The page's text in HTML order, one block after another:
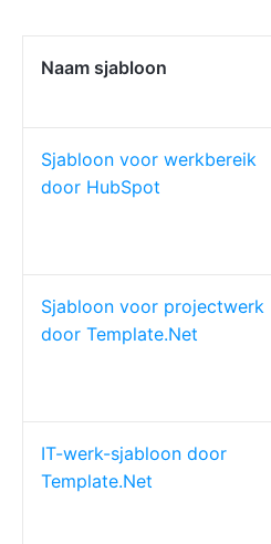
Naam sjabloon
Sjabloon voor werkbereik
door HubSpot
Sjabloon voor projectwerk
door Template.Net
IT-werk-sjabloon door
Template.Net